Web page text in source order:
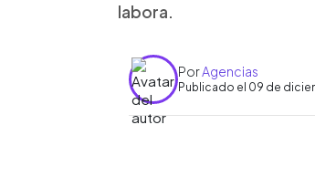
labora.
PorAgencias
Publicado el 09 de